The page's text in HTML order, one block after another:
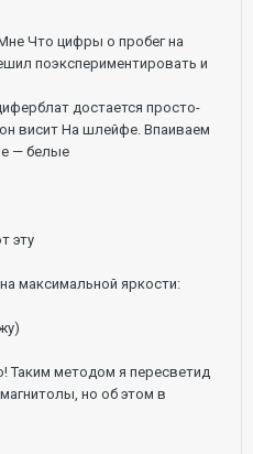
Что цифры о пробег на
поэкспериментировать и
достается просто-
висит На шлейфе. Впаиваем
— белые
эту
максимальной яркости:
Таким методом я пересветид
но об этом в